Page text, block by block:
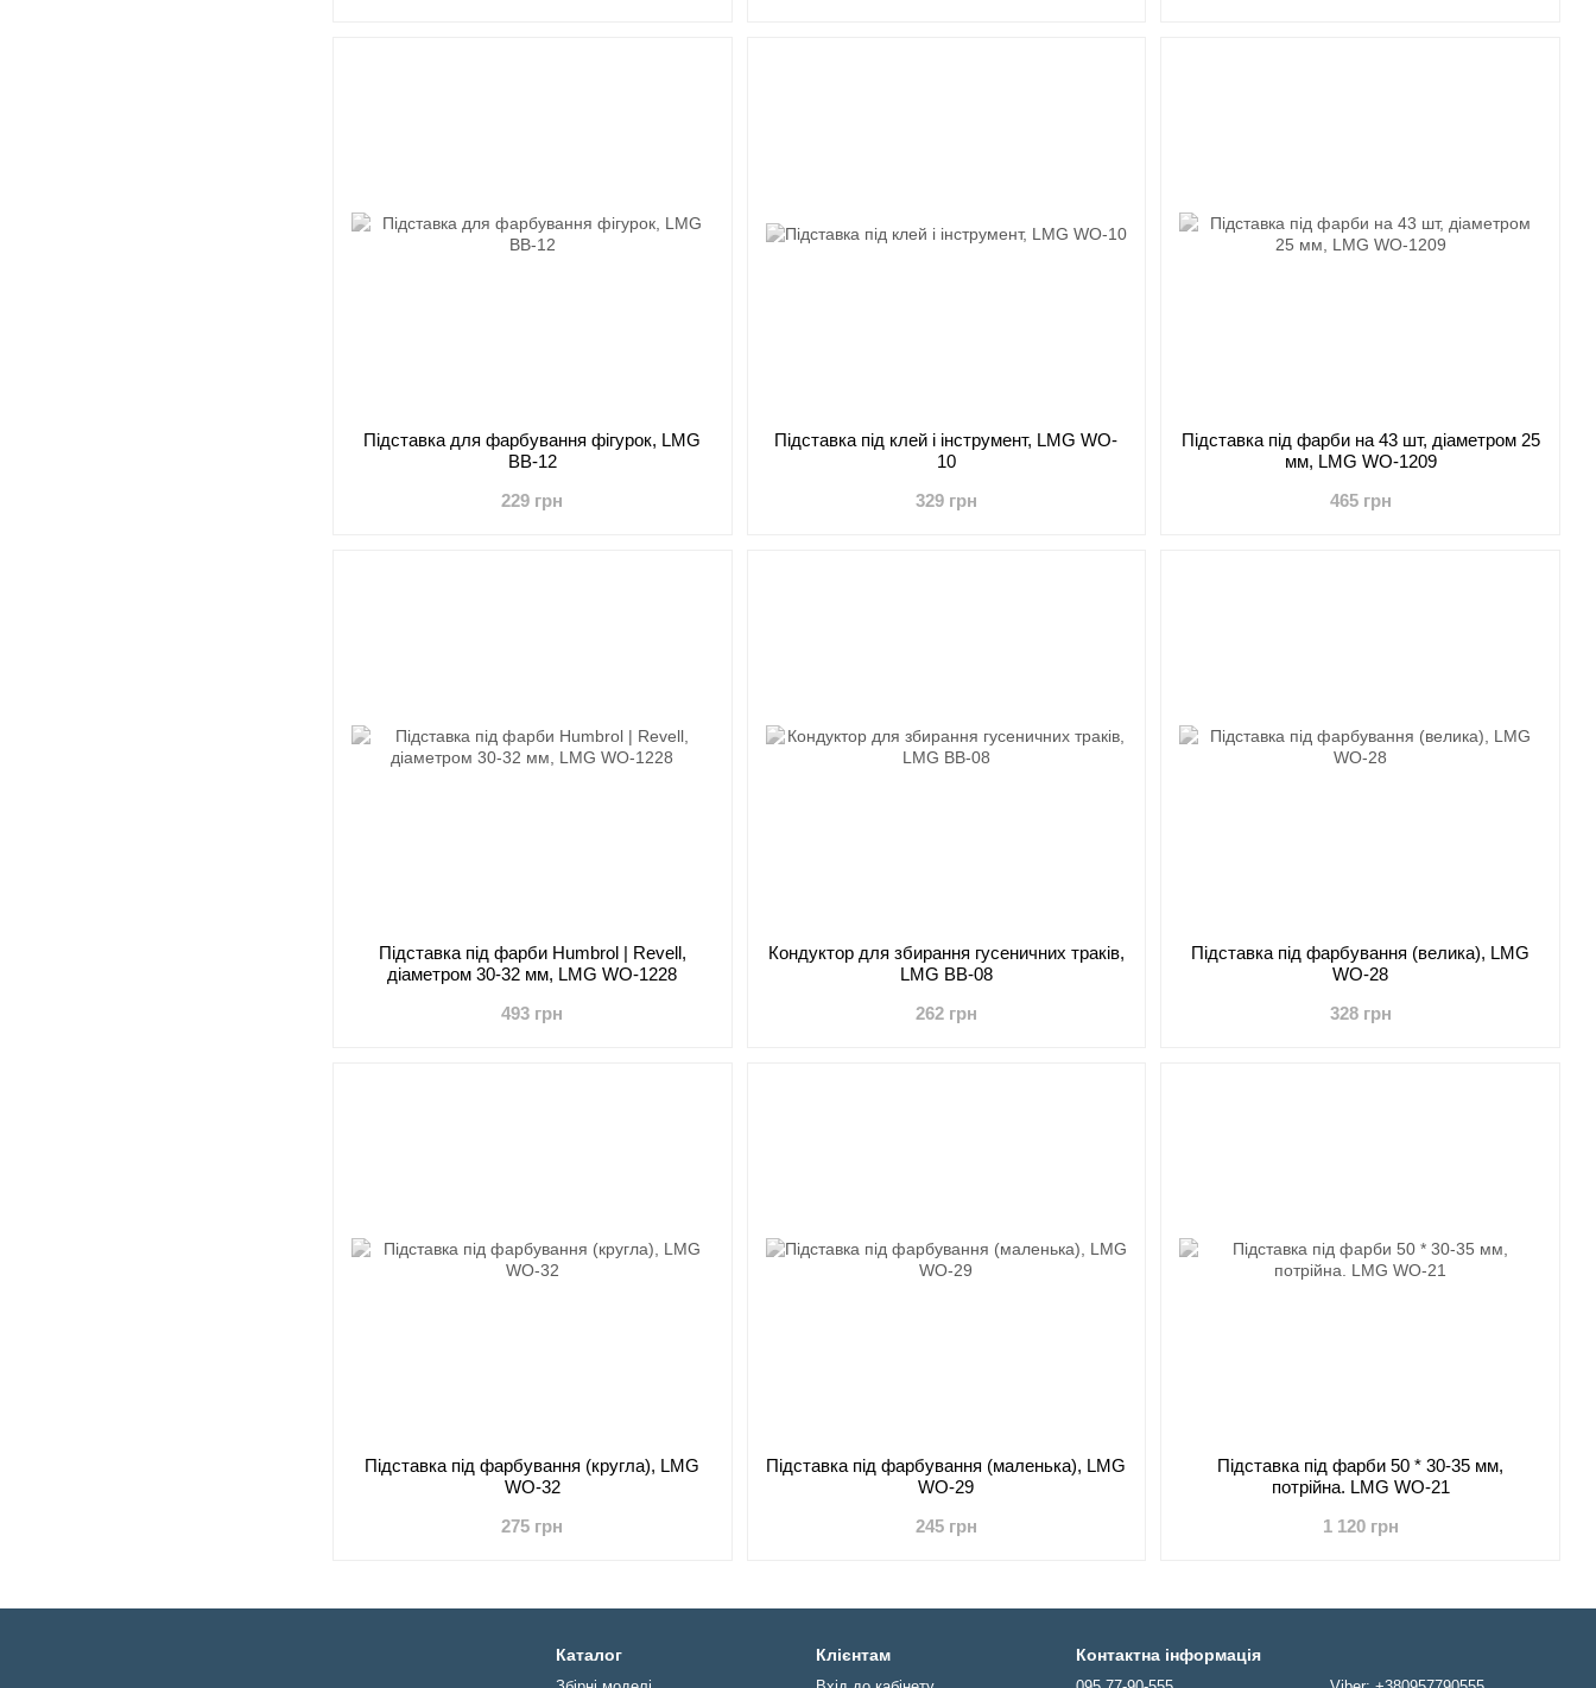
Підставка для фарбування фігурок, LMG
BB-12
229 грн
Підставка під клей і інструмент, LMG WO-
10
329 грн
Підставка під фарби на 43 шт, діаметром 25
мм, LMG WO-1209
465 грн
Підставка під фарби Humbrol | Revell,
діаметром 30-32 мм, LMG WO-1228
493 грн
Кондуктор для збирання гусеничних траків,
LMG BB-08
262 грн
Підставка під фарбування (велика), LMG
WO-28
328 грн
Підставка під фарбування (кругла), LMG
WO-32
275 грн
Підставка під фарбування (маленька), LMG
WO-29
245 грн
Підставка під фарби 50 * 30-35 мм,
потрійна. LMG WO-21
1 120 грн
Каталог Клієнтам Контактна інформація